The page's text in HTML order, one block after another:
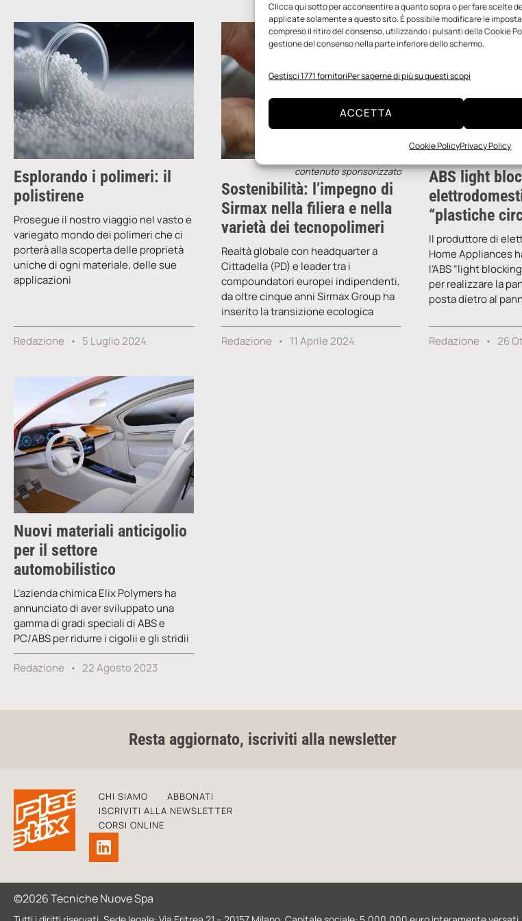
Clicca qui sotto per acconsentire a quanto sopra o per fare scelte
applicate solamente a questo sito. È possibile modificare le
compreso il ritiro del consenso, utilizzando i pulsanti della Cookie
gestione del consenso nella parte inferiore dello schermo.
Gestisci 1771 fornitoriPer saperne di più su questi scopi
ACCETTA
Cookie PolicyPrivacy Policy
Esplorando i polimeri: il
polistirene
Prosegue il nostro viaggio nel vasto e
variegato mondo dei polimeri che ci
porterà alla scoperta delle proprietà
uniche di ogni materiale, delle sue
applicazioni
Redazione 5 Luglio 2024
contenuto sponsorizzato
Sostenibilità: l’impegno di
Sirmax nella filiera e nella
varietà dei tecnopolimeri
Realtà globale con headquarter a
Cittadella (PD) e leader tra i
compoundatori europei indipendenti,
da oltre cinque anni Sirmax Group ha
inserito la transizione ecologica
Redazione 11 Aprile 2024
ABS light
“plastiche
Il produttore di
Home Appliances
l’ABS “light
per realizzare la
posta dietro al
Redazione 26
Nuovi materiali anticigolio
per il settore
automobilistico
L’azienda chimica Elix Polymers ha
annunciato di aver sviluppato una
gamma di gradi speciali di ABS e
PC/ABS per ridurre i cigolii e gli stridii
Redazione 22 Agosto 2023
Resta aggiornato, iscriviti alla newsletter
CHI SIAMO
ABBONATI
ISCRIVITI ALLA NEWSLETTER
CORSI ONLINE
©2026 Tecniche Nuove Spa